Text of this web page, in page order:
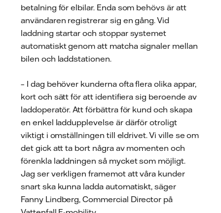
betalning för elbilar. Enda som behövs är att
användaren registrerar sig en gång. Vid
laddning startar och stoppar systemet
automatiskt genom att matcha signaler mellan
bilen och laddstationen.
– I dag behöver kunderna ofta flera olika appar,
kort och sätt för att identifiera sig beroende av
laddoperatör. Att förbättra för kund och skapa
en enkel laddupplevelse är därför otroligt
viktigt i omställningen till eldrivet. Vi ville se om
det gick att ta bort några av momenten och
förenkla laddningen så mycket som möjligt.
Jag ser verkligen framemot att våra kunder
snart ska kunna ladda automatiskt, säger
Fanny Lindberg, Commercial Director på